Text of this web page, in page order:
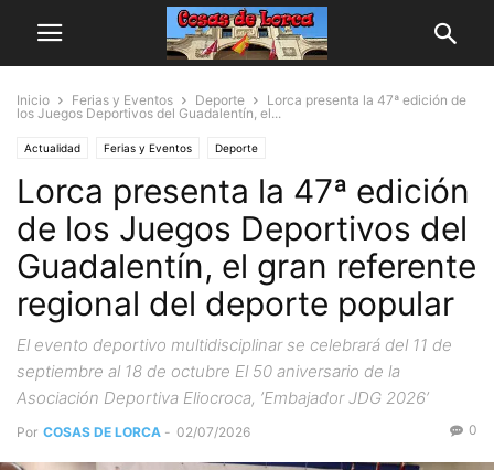
Inicio Ferias y Eventos Deporte
Lorca presenta la 47ª edición de
los Juegos Deportivos del Guadalentín, el...
Actualidad Ferias y Eventos Deporte
Lorca presenta la 47ª edición
de los Juegos Deportivos del
Guadalentín, el gran referente
regional del deporte popular
El evento deportivo multidisciplinar se celebrará del 11 de
septiembre al 18 de octubre El 50 aniversario de la
Asociación Deportiva Eliocroca, ’Embajador JDG 2026’
Por COSAS DE LORCA - 02/07/2026 0